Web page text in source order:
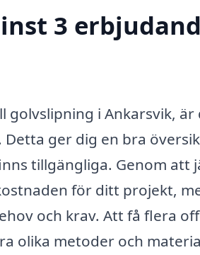
3
golvslipning i Ankarsvik,
ger dig en bra
tillgängliga. Genom
för ditt projekt,
och krav. Att få flera
olika metoder och